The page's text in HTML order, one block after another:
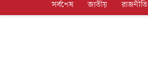
সর্বশেষ জাতীয় রাজনীতি